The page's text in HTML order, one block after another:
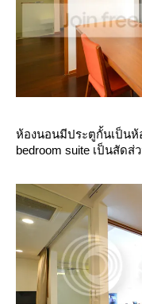
ห้องนอนมีประตูกั้นเป็นห้
bedroom suite เป็นสัดส่